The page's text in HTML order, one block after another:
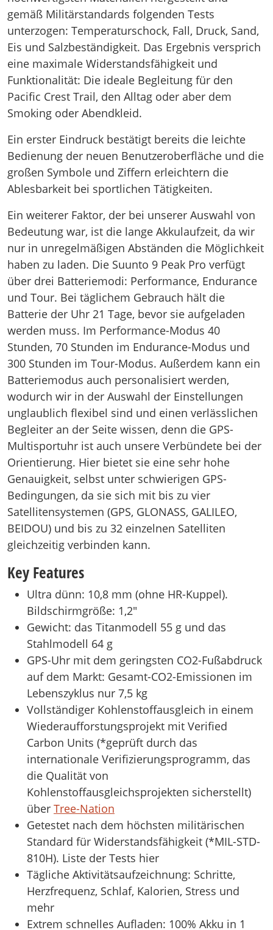
gemäß Militärstandards folgenden Tests
unterzogen: Temperaturschock, Fall, Druck, Sand,
Eis und Salzbeständigkeit. Das Ergebnis versprich
eine maximale Widerstandsfähigkeit und
Funktionalität: Die ideale Begleitung für den
Pacific Crest Trail, den Alltag oder aber dem
Smoking oder Abendkleid.
Ein erster Eindruck bestätigt bereits die leichte
Bedienung der neuen Benutzeroberfläche und die
großen Symbole und Ziffern erleichtern die
Ablesbarkeit bei sportlichen Tätigkeiten.
Ein weiterer Faktor, der bei unserer Auswahl von
Bedeutung war, ist die lange Akkulaufzeit, da wir
nur in unregelmäßigen Abständen die Möglichkeit
haben zu laden. Die Suunto 9 Peak Pro verfügt
über drei Batteriemodi: Performance, Endurance
und Tour. Bei täglichem Gebrauch hält die
Batterie der Uhr 21 Tage, bevor sie aufgeladen
werden muss. Im Performance-Modus 40
Stunden, 70 Stunden im Endurance-Modus und
300 Stunden im Tour-Modus. Außerdem kann ein
Batteriemodus auch personalisiert werden,
wodurch wir in der Auswahl der Einstellungen
unglaublich flexibel sind und einen verlässlichen
Begleiter an der Seite wissen, denn die GPS-
Multisportuhr ist auch unsere Verbündete bei der
Orientierung. Hier bietet sie eine sehr hohe
Genauigkeit, selbst unter schwierigen GPS-
Bedingungen, da sie sich mit bis zu vier
Satellitensystemen (GPS, GLONASS, GALILEO,
BEIDOU) und bis zu 32 einzelnen Satelliten
gleichzeitig verbinden kann.
Key Features
Ultra dünn: 10,8 mm (ohne HR-Kuppel).
Bildschirmgröße: 1,2″
Gewicht: das Titanmodell 55 g und das
Stahlmodell 64 g
GPS-Uhr mit dem geringsten CO2-Fußabdruck
auf dem Markt: Gesamt-CO2-Emissionen im
Lebenszyklus nur 7,5 kg
Vollständiger Kohlenstoffausgleich in einem
Wiederaufforstungsprojekt mit Verified
Carbon Units (*geprüft durch das
internationale Verifizierungsprogramm, das
die Qualität von
Kohlenstoffausgleichsprojekten sicherstellt)
über Tree-Nation
Getestet nach dem höchsten militärischen
Standard für Widerstandsfähigkeit (*MIL-STD-
810H). Liste der Tests hier
Tägliche Aktivitätsaufzeichnung: Schritte,
Herzfrequenz, Schlaf, Kalorien, Stress und
mehr
Extrem schnelles Aufladen: 100% Akku in 1